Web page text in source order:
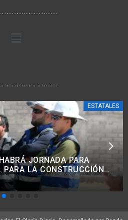
ESTATALES
Y AMOR DEL
ALFONSO MARTÍNEZ